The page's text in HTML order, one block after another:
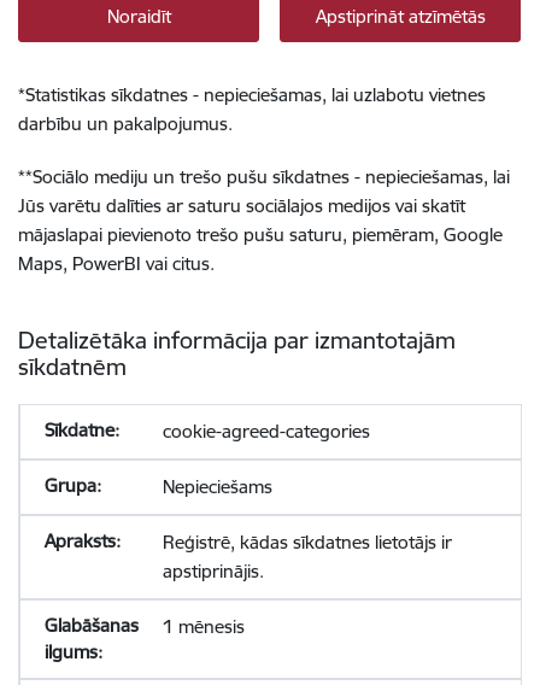
Noraidīt Apstiprināt atzīmētās
*Statistikas sīkdatnes - nepieciešamas, lai uzlabotu vietnes
darbību un pakalpojumus.
**Sociālo mediju un trešo pušu sīkdatnes - nepieciešamas, lai
Jūs varētu dalīties ar saturu sociālajos medijos vai skatīt
mājaslapai pievienoto trešo pušu saturu, piemēram, Google
Maps, PowerBI vai citus.
Detalizētāka informācija par izmantotajām
sīkdatnēm
cookie-agreed-categories
Nepieciešams
Reģistrē, kādas sīkdatnes lietotājs ir
apstiprinājis.
1 mēnesis